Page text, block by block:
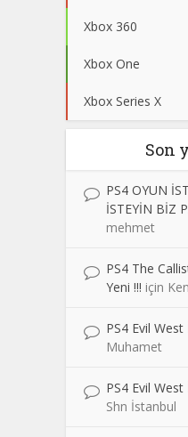
Xbox 360
Xbox One
Xbox Series X
Son
PS4 OYUN
İSTEYİN BİZ
mehmet
PS4 The
Yeni !!! için Ken
PS4 Evil West
Muhamet
PS4 Evil West
Shn İstanbul